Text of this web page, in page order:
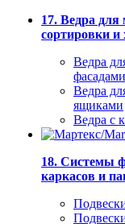
17. Ведра для
сортировки и
Ведра
фасадами
Ведра
ящиками
Ведра с
18. Системы
каркасов и